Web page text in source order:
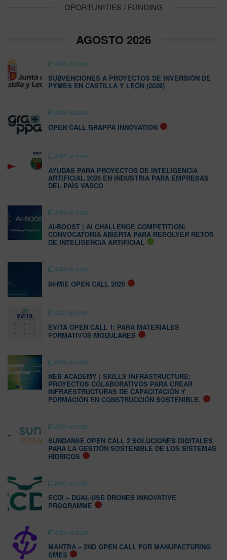
OPORTUNITIES / FUNDING
AGOSTO 2026
AGO 06 2026
SUBVENCIONES A PROYECTOS DE INVERSIÓN DE
PYMES EN CASTILLA Y LEÓN (2026)
AGO 06 2026
OPEN CALL GRAPPA INNOVATION
AGO 06 2026
AYUDAS PARA PROYECTOS DE INTELIGENCIA
ARTIFICIAL 2026 EN INDUSTRIA PARA EMPRESAS
DEL PAÍS VASCO
AGO 06 2026
AI-BOOST | AI CHALLENGE COMPETITION:
CONVOCATORIA ABIERTA PARA RESOLVER RETOS
DE INTELIGENCIA ARTIFICIAL
AGO 06 2026
IH-MIE OPEN CALL 2026
AGO 06 2026
EVITA OPEN CALL 1: PARA MATERIALES
FORMATIVOS MODULARES
AGO 06 2026
NEB ACADEMY | SKILLS INFRASTRUCTURE:
PROYECTOS COLABORATIVOS PARA CREAR
INFRAESTRUCTURAS DE CAPACITACIÓN Y
FORMACIÓN EN CONSTRUCCIÓN SOSTENIBLE.
AGO 06 2026
SUNDANSE OPEN CALL 2 SOLUCIONES DIGITALES
PARA LA GESTIÓN SOSTENIBLE DE LOS SISTEMAS
HÍDRICOS
AGO 06 2026
ECDI – DUAL-USE DRONES INNOVATIVE
PROGRAMME
AGO 06 2026
MANTRA – 2ND OPEN CALL FOR MANUFACTURING
SMES